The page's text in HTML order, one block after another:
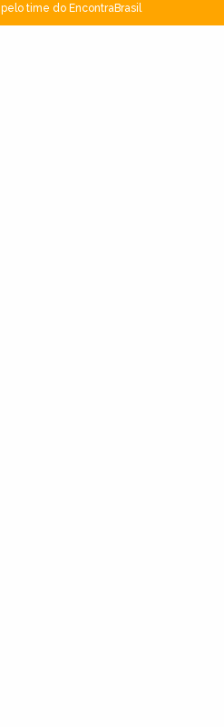
pelo time do EncontraBrasil